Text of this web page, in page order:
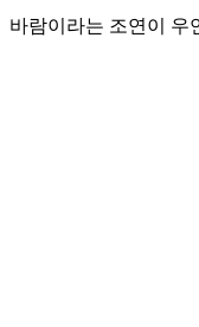
바람이라는 조연이 우